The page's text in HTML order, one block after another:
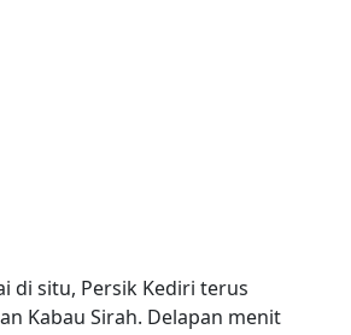
di situ, Persik Kediri terus
Kabau Sirah. Delapan menit